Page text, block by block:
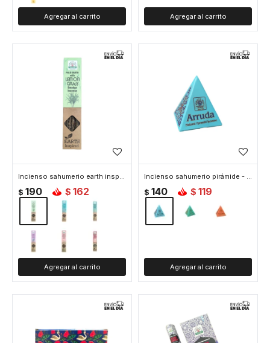
Incienso sahumerio earth inspired - Citronela
$ 190 $ 162
Incienso sahumerio pirámide - Arruda
$ 140 $ 119